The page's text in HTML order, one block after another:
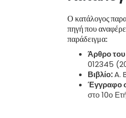
Ο κατάλογος
πηγή που
παράδειγμα:
Άρθρο του
012345
Βιβλίο:A.
Έγγραφο
στο 10ο